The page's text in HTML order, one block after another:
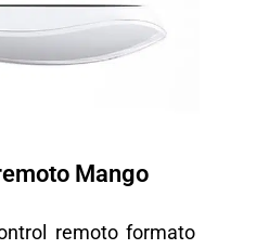
Mango
remoto formato